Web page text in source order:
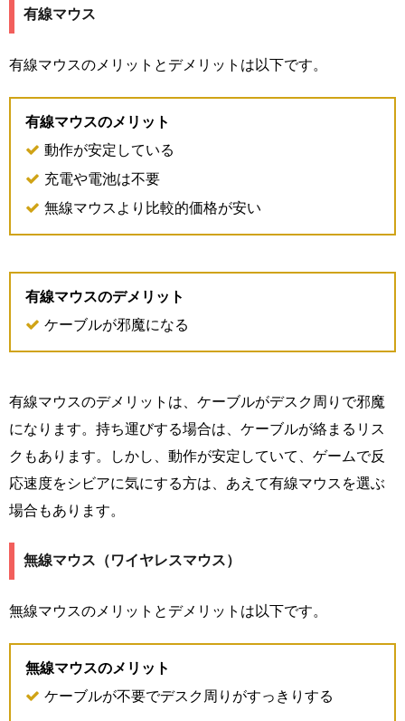
有線マウス
有線マウスのメリットとデメリットは以下です。
有線マウスのメリット
動作が安定している
充電や電池は不要
無線マウスより比較的価格が安い
有線マウスのデメリット
ケーブルが邪魔になる
有線マウスのデメリットは、ケーブルがデスク周りで邪魔
になります。持ち運びする場合は、ケーブルが絡まるリス
クもあります。しかし、動作が安定していて、ゲームで反
応速度をシビアに気にする方は、あえて有線マウスを選ぶ
場合もあります。
無線マウス（ワイヤレスマウス）
無線マウスのメリットとデメリットは以下です。
無線マウスのメリット
ケーブルが不要でデスク周りがすっきりする